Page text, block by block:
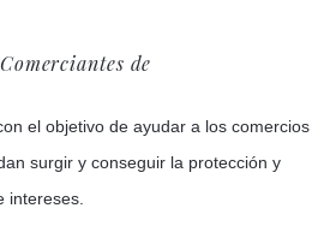
de
el objetivo de ayudar a los comercios
surgir y conseguir la protección y
intereses.